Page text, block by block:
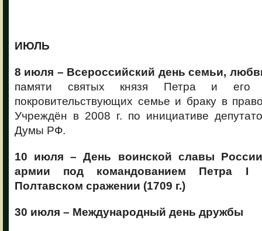
ИЮЛЬ
8 июля – Всероссийский день семьи,
памяти святых князя Петра и его
покровительствующих семье и браку в
Учреждён в 2008 г. по инициативе
Думы РФ.
10 июля – День воинской славы
армии под командованием Петра I
Полтавском сражении (1709 г.)
30 июля – Международный день дружбы